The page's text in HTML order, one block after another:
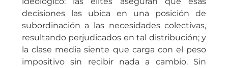
decisiones las ubica en una posición de
subordinación a las necesidades colectivas,
resultando perjudicados en tal distribución; y
la clase media siente que carga con el peso
impositivo sin recibir nada a cambio. Sin